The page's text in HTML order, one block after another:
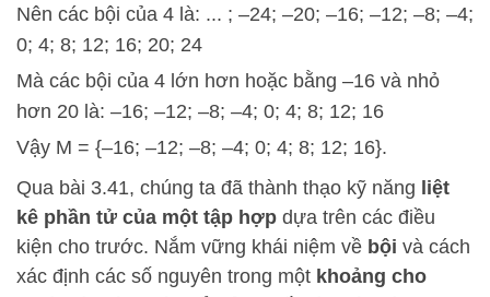
Nên các bội của 4 là: ... ; –24; –20; –16; –12; –8; –4;
0; 4; 8; 12; 16; 20; 24
Mà các bội của 4 lớn hơn hoặc bằng –16 và nhỏ
hơn 20 là: –16; –12; –8; –4; 0; 4; 8; 12; 16
Vậy M = {–16; –12; –8; –4; 0; 4; 8; 12; 16}.
Qua bài 3.41, chúng ta đã thành thạo kỹ năng liệt
kê phần tử của một tập hợp dựa trên các điều
kiện cho trước. Nắm vững khái niệm về bội và cách
xác định các số nguyên trong một khoảng cho